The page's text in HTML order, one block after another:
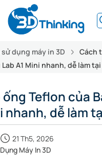
dụng máy in 3D
Cách
A1 Mini nhanh, dễ làm
Teflon của
nhanh, dễ làm
21 Th5, 2026
Máy In 3D